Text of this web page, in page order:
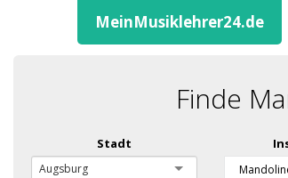
MeinMusiklehrer24.de
Finde
Stadt
Augsburg